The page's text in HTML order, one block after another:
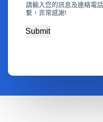
請輸入您的訊息及連絡電
繫，非常感謝!
Submit